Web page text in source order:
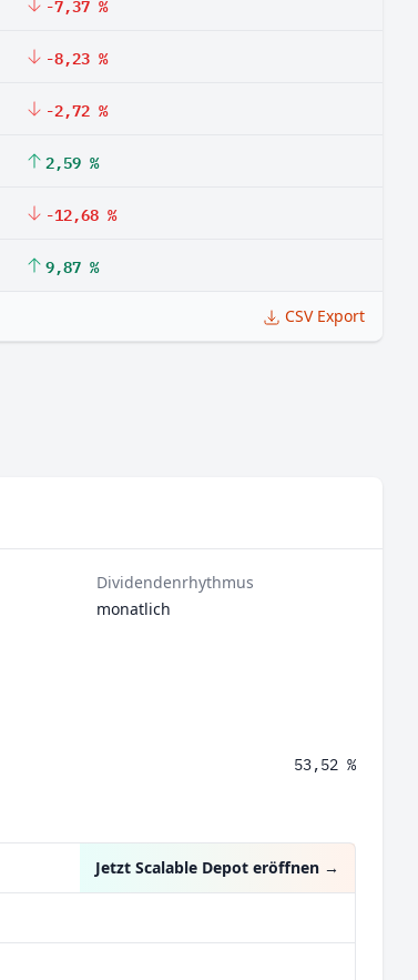
-8,23 %
-2,72 %
2,59 %
-12,68 %
9,87 %
CSV Export
Dividendenrhythmus
monatlich
53,52 %
Jetzt Scalable Depot eröffnen →